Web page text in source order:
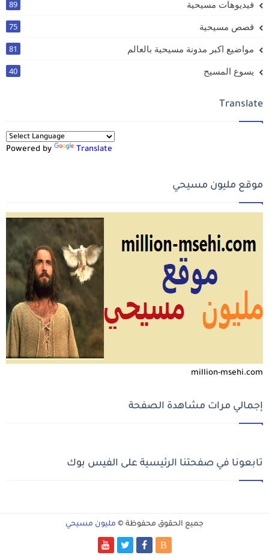
فيديوهات مسيحية 89
قصص مسيحية 75
مواضيع اكبر مدونة مسيحية بالعالم 81
يسوع المسيح 40
Translate
Powered by Translate
موقع مليون مسيحي
million-msehi.com
إجمالي مرات مشاهدة الصفحة
تابعونا في صفحتنا الرئيسية على الفيس بوك
جميع الحقوق محفوظة © مليون مسيحي